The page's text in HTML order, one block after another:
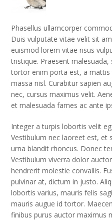
Phasellus ullamcorper
Duis vulputate vitae velit sit
euismod lorem vitae risus
tristique. Praesent
tortor enim porta est, a mattis
massa nisl. Curabitur sapien
nec, cursus maximus velit.
et malesuada fames ac ante
Integer a turpis lobortis velit
Vestibulum nec laoreet est, et
urna blandit rhoncus. Donec
Vestibulum viverra dolor
hendrerit molestie convallis.
pulvinar at, dictum in justo.
lobortis varius, mauris felis
mauris augue id tortor.
finibus purus auctor maximus